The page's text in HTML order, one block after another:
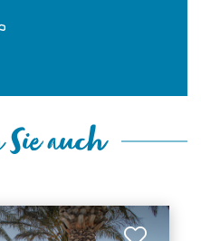
Sie auch